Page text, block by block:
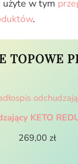
użyte w tym
.
TOPOWE
KETO
269,00 zł